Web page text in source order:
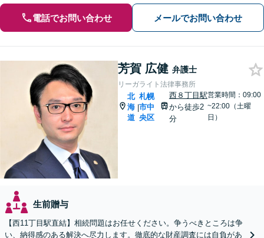
電話でお問い合わせ メールでお問い合わせ
芳賀 広健 弁護士
リーガライト法律事務所
北
海
道
|
札幌
市中
央区
西８丁目駅
から徒歩2
分
営業時間：09:00
~22:00（土曜
日）
生前贈与
【西11丁目駅直結】相続問題はお任せください。争うべきところは争
い、納得感のある解決へ尽力します。徹底的な財産調査には自負があ